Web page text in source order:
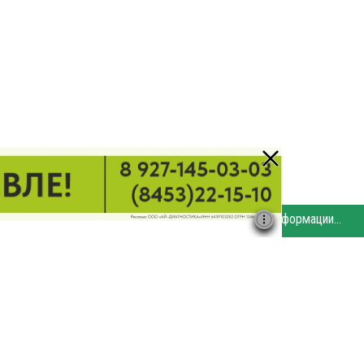
Этот сайт использует «cookies». Также сайт использует интернет-сервис для сбора технических данных касательно посетителей с целью получения маркетинговой и статистической информации. Условия обработки данных посетителей сайта см.